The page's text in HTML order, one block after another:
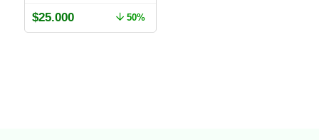
$25.000 50%